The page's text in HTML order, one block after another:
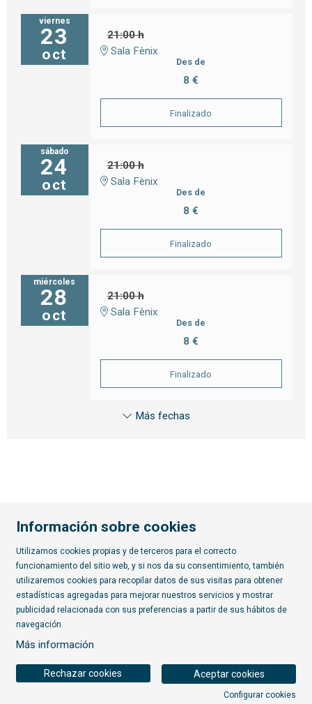
viernes
23
oct
21:00 h
Sala Fènix
Des de
8 €
Finalizado
sábado
24
oct
21:00 h
Sala Fènix
Des de
8 €
Finalizado
miércoles
28
oct
21:00 h
Sala Fènix
Des de
8 €
Finalizado
Más fechas
Diapositiva 2 de 7
Información sobre cookies
Utilizamos cookies propias y de terceros para el correcto
funcionamiento del sitio web, y si nos da su consentimiento, también
utilizaremos cookies para recopilar datos de sus visitas para obtener
estadísticas agregadas para mejorar nuestros servicios y mostrar
publicidad relacionada con sus preferencias a partir de sus hábitos de
navegación.
Más información
Aceptar cookies
Rechazar cookies
Configurar cookies